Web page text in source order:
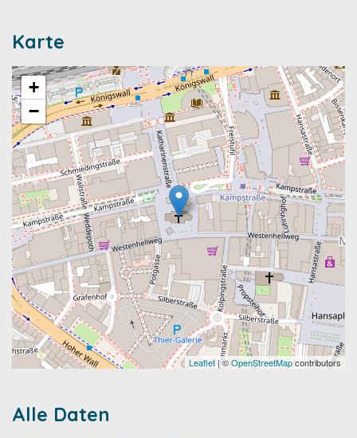
Karte
+
−
Leaflet| ©OpenStreetMapcontributors
Alle Daten